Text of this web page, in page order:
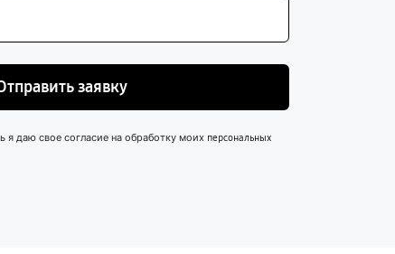
заявку
я даю свое согласие на обработку моих персональных